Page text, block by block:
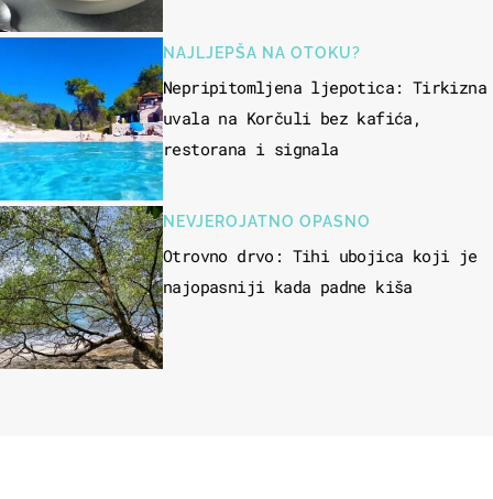
NAJLJEPŠA NA OTOKU?
Nepripitomljena ljepotica: Tirkizna
uvala na Korčuli bez kafića,
restorana i signala
NEVJEROJATNO OPASNO
Otrovno drvo: Tihi ubojica koji je
najopasniji kada padne kiša